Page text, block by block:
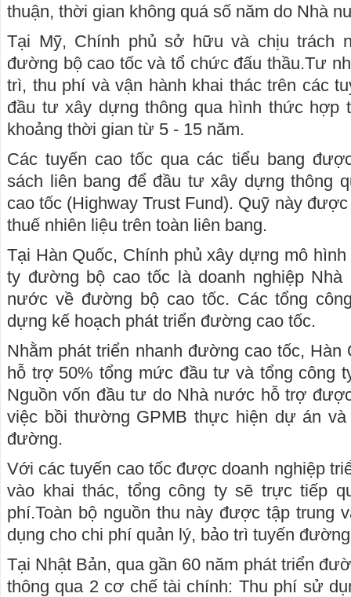
thuận, thời gian không quá số năm do Nhà
Tại Mỹ, Chính phủ sở hữu và chịu trách
đường bộ cao tốc và tổ chức đấu thầu.Tư
trì, thu phí và vận hành khai thác trên các
đầu tư xây dựng thông qua hình thức hợp
khoảng thời gian từ 5 - 15 năm.
Các tuyến cao tốc qua các tiểu bang
sách liên bang để đầu tư xây dựng thông
cao tốc (Highway Trust Fund). Quỹ này
thuế nhiên liệu trên toàn liên bang.
Tại Hàn Quốc, Chính phủ xây dựng mô
ty đường bộ cao tốc là doanh nghiệp
nước về đường bộ cao tốc. Các tổng
dựng kế hoạch phát triển đường cao tốc.
Nhằm phát triển nhanh đường cao tốc,
hỗ trợ 50% tổng mức đầu tư và tổng công
Nguồn vốn đầu tư do Nhà nước hỗ trợ
việc bồi thường GPMB thực hiện dự án
đường.
Với các tuyến cao tốc được doanh nghiệp
vào khai thác, tổng công ty sẽ trực tiếp
phí.Toàn bộ nguồn thu này được tập trung
dụng cho chi phí quản lý, bảo trì tuyến
Tại Nhật Bản, qua gần 60 năm phát triển
thông qua 2 cơ chế tài chính: Thu phí sử